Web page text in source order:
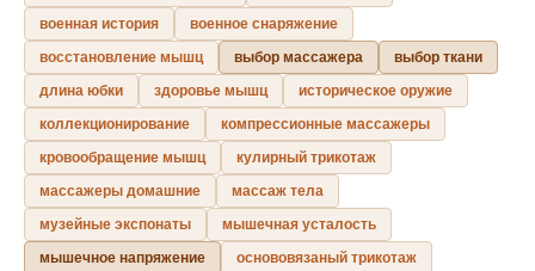
военная история
военное снаряжение
восстановление мышц
выбор массажера
выбор ткани
длина юбки
здоровье мышц
историческое оружие
коллекционирование
компрессионные массажеры
кровообращение мышц
кулирный трикотаж
массажеры домашние
массаж тела
музейные экспонаты
мышечная усталость
мышечное напряжение
основовязаный трикотаж